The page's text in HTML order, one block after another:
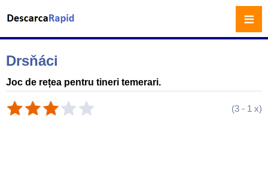
Drsňáci
Joc de rețea pentru tineri temerari.
(3 - 1 x)
≡